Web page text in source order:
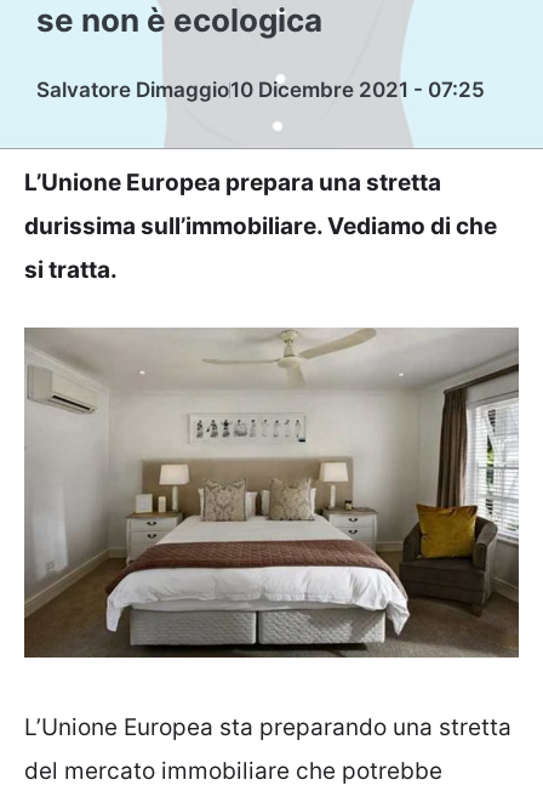
se non è ecologica
Salvatore Dimaggio10 Dicembre 2021 - 07:25
L’Unione Europea prepara una stretta
durissima sull’immobiliare. Vediamo di che
si tratta.
L’Unione Europea sta preparando una stretta
del mercato immobiliare che potrebbe